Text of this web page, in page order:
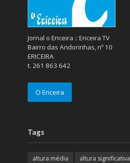
Jornal o Ericeira :: Ericeira TV
Bairro das Andorinhas, nº 10
ERICEIRA
t. 261 863 642
O Ericeira
Tags
altura média altura significativa